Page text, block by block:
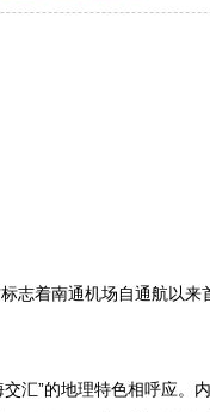
志着南通机场自通航以来
汇”的地理特色相呼应。